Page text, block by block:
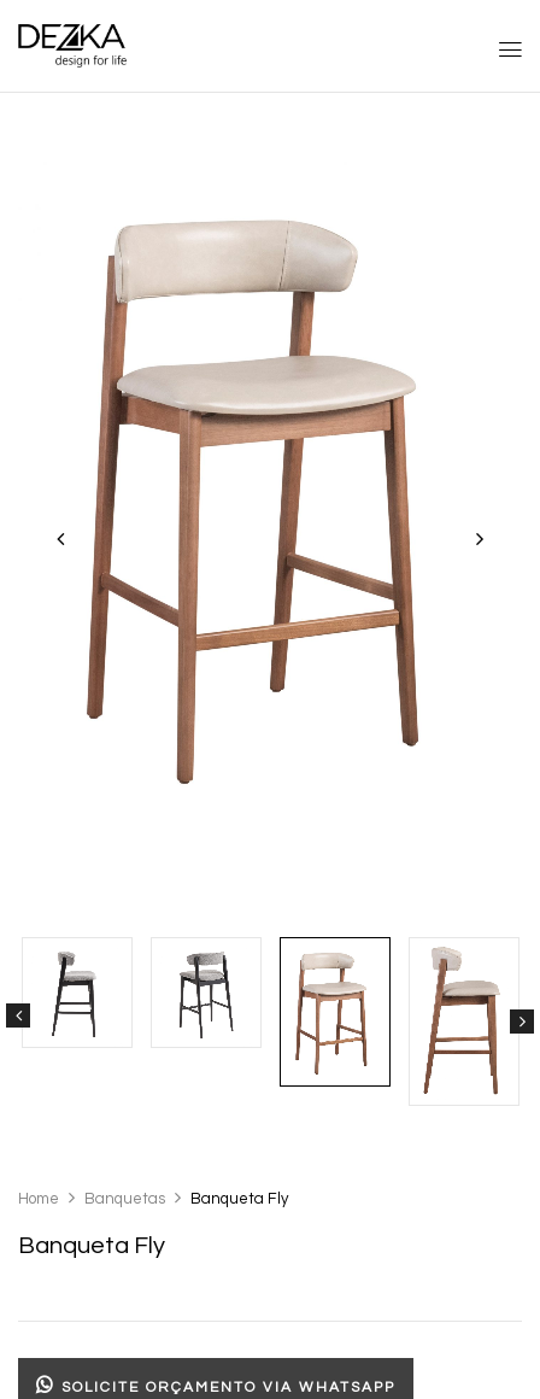
Home Banquetas Banqueta Fly
Banqueta Fly
SOLICITE ORÇAMENTO VIA WHATSAPP